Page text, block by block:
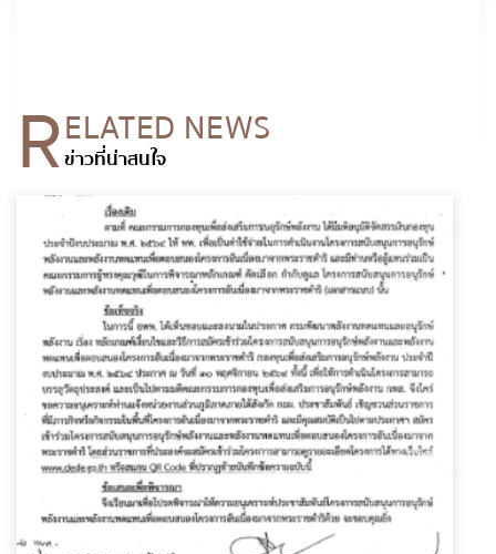
RELATED NEWS
ข่าวที่น่าสนใจ